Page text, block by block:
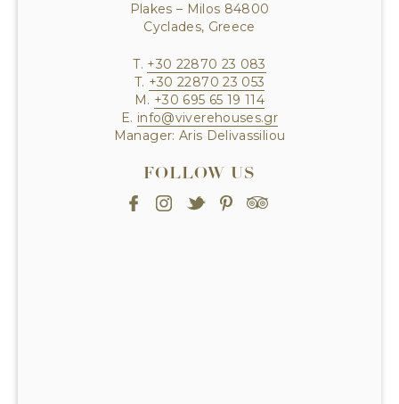
Plakes – Milos 84800
Cyclades, Greece
T. +30 22870 23 083
T. +30 22870 23 053
M. +30 695 65 19 114
E. info@viverehouses.gr
Manager: Aris Delivassiliou
FOLLOW US